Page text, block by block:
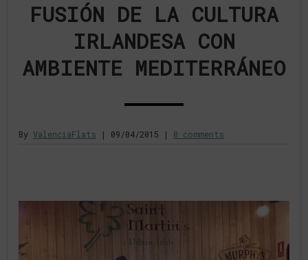
FUSIÓN DE LA CULTURA
IRLANDESA CON
AMBIENTE MEDITERRÁNEO
By ValenciaFlats | 09/04/2015 | 0 comments